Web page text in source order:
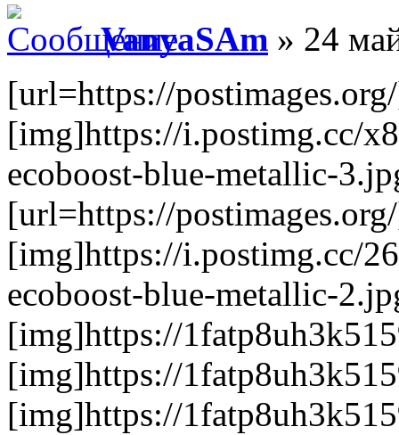
VanyaSAm » 24
[url=https://
[img]https://i.postimg.cc/
ecoboost-blue-metallic-
[url=https://
[img]https://i.postimg.cc/
ecoboost-blue-metallic-
[img]https://
[img]https://
[img]https://